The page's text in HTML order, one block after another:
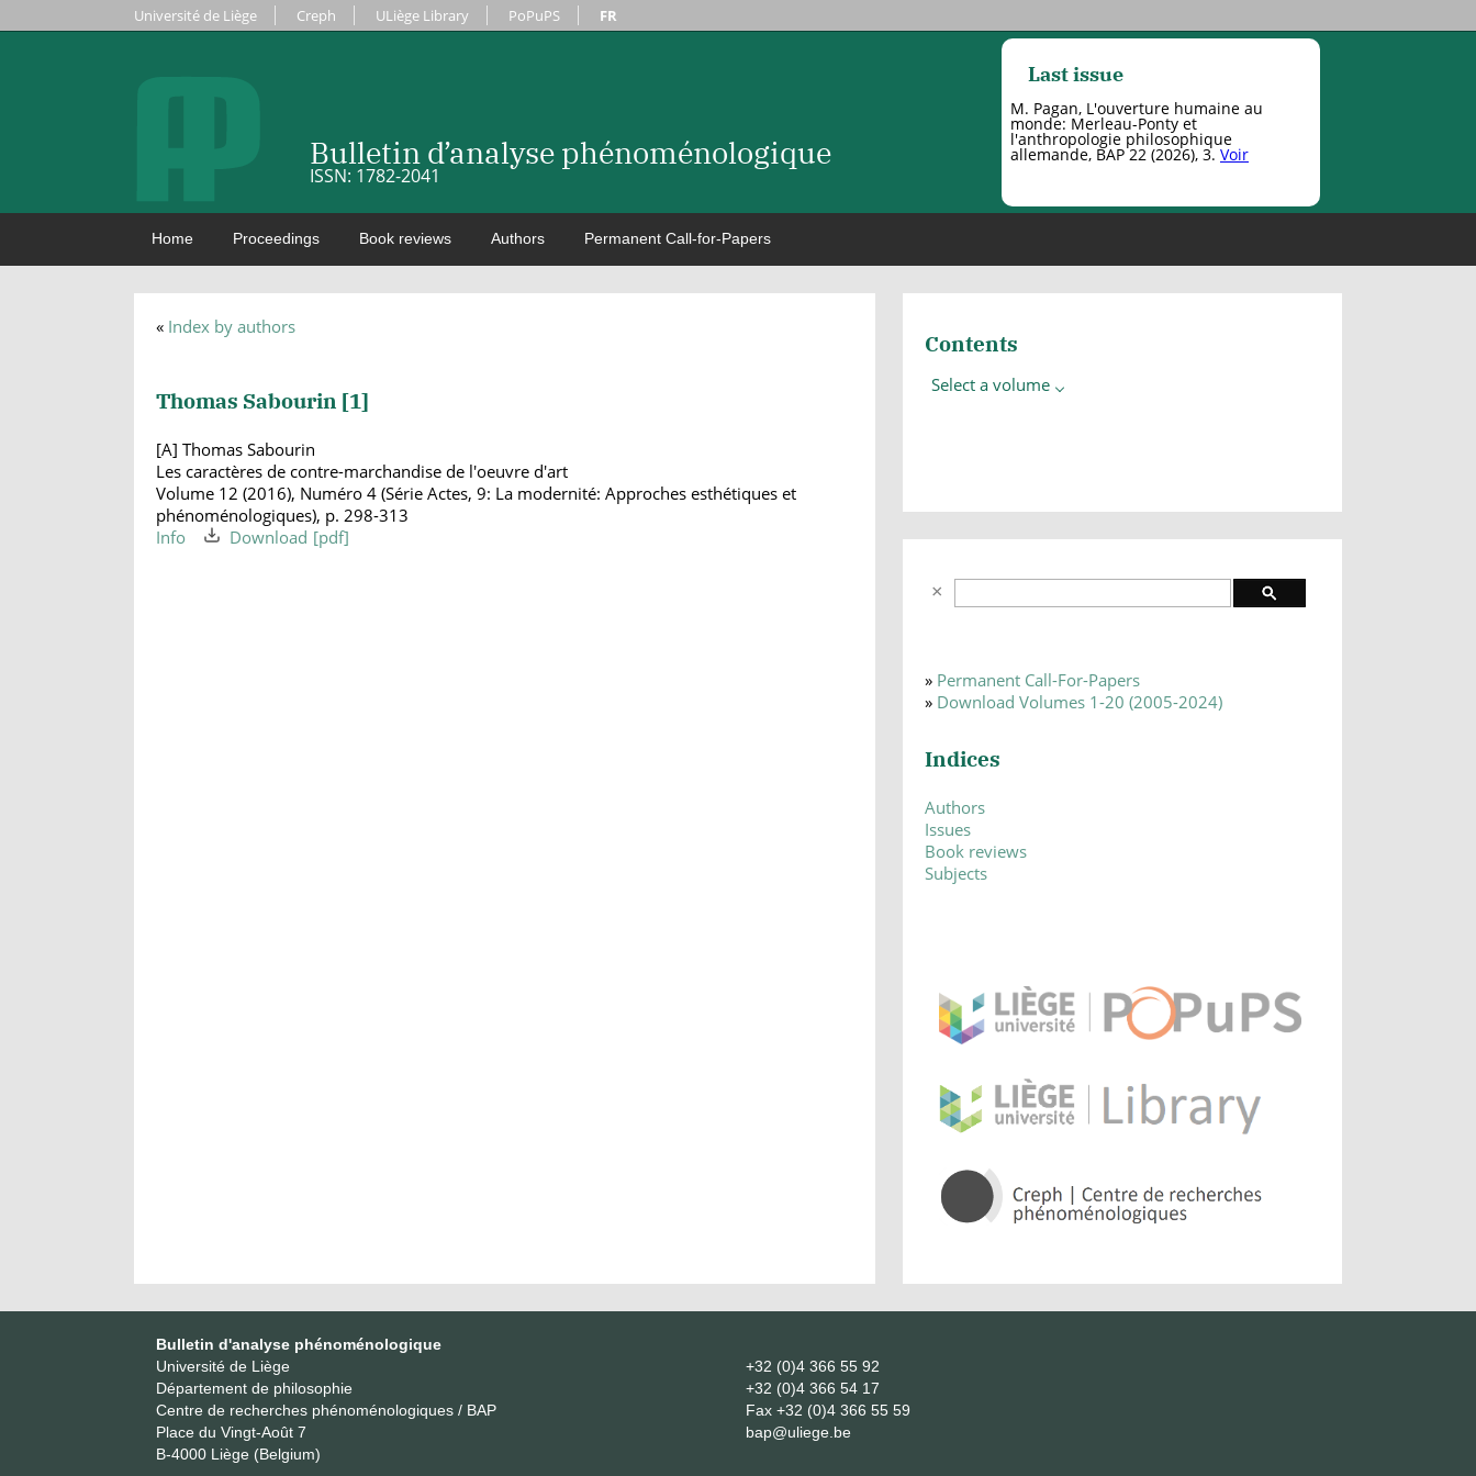
Université de Liège Creph ULiège Library PoPuPS FR
Bulletin d’analyse phénoménologique
ISSN: 1782-2041
Last issue
M. Pagan, L'ouverture humaine au
monde: Merleau-Ponty et
l'anthropologie philosophique
allemande, BAP 22 (2026), 3. Voir
Home Proceedings Book reviews Authors Permanent Call-for-Papers
« Index by authors
Thomas Sabourin [1]
[A] Thomas Sabourin
Les caractères de contre-marchandise de l'oeuvre d'art
Volume 12 (2016), Numéro 4 (Série Actes, 9: La modernité: Approches esthétiques et
phénoménologiques), p. 298-313
Info
Download
Contents
Select a volume
» Permanent Call-For-Papers
» Download Volumes 1-20 (2005-2024)
Indices
Authors
Issues
Book reviews
Subjects
Bulletin d'analyse phénoménologique
Université de Liège
Département de philosophie
Centre de recherches phénoménologiques / BAP
Place du Vingt-Août 7
B-4000 Liège (Belgium)
+32 (0)4 366 55 92
+32 (0)4 366 54 17
Fax +32 (0)4 366 55 59
bap@uliege.be